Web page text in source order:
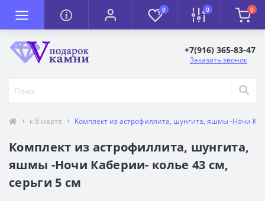
0 0 0
+7(916) 365-83-47
Заказать звонок
к 8 марта Комплект из астрофиллита, шунгита, яшмы -Ночи
Комплект из астрофиллита, шунгита,
яшмы -Ночи Каберии- колье 43 см,
серьги 5 см